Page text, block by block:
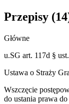
Przepisy (14
Główne
u.SG art. 117d §
Ustawa o Straży
Wszczęcie
do ustania prawa